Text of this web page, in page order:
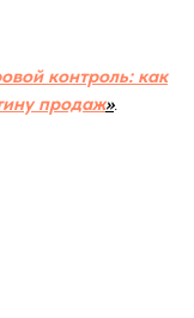
контроль: как
продаж».